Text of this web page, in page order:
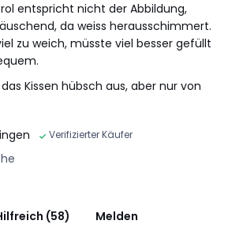
entspricht nicht der Abbildung,
da weiss herausschimmert.
zu weich, müsste viel besser gefüllt
Kissen hübsch aus, aber nur von
Verifizierter Käufer
(58)
Melden